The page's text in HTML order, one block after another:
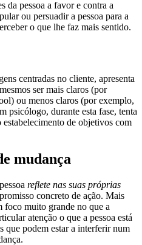
da pessoa a favor e contra a
ou persuadir a pessoa para a
o que lhe faz mais sentido.
centradas no cliente, apresenta
ser mais claros (por
ou menos claros (por exemplo,
psicólogo, durante esta fase, tenta
estabelecimento de objetivos com
mudança
reflete nas suas próprias
concreto de ação. Mais
foco muito grande no que a
atenção o que a pessoa está
que podem estar a interferir num